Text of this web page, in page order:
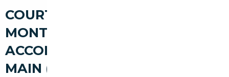
COURTIER AUTOMOBILE
MONTROUGE : UN
ACCOMPAGNEMENT CLÉ EN
MAIN (RECHERCHE,